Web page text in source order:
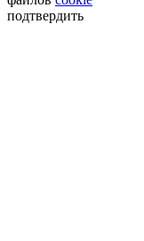
подтвердить